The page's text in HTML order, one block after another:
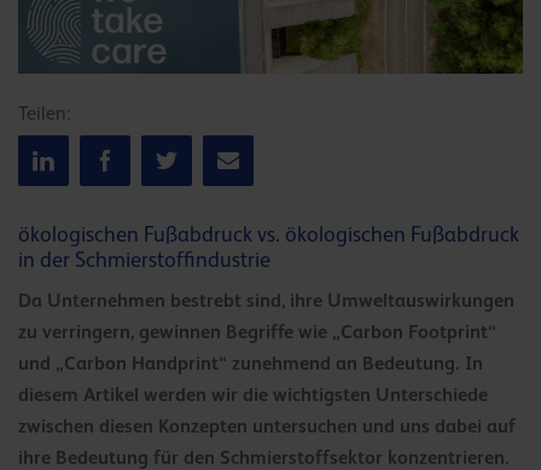
Teilen:
ökologischen Fußabdruck vs. ökologischen Fußabdruck
in der Schmierstoffindustrie
Da Unternehmen bestrebt sind, ihre Umweltauswirkungen
zu verringern, gewinnen Begriffe wie „Carbon Footprint“
und „Carbon Handprint“ zunehmend an Bedeutung. In
diesem Artikel werden wir die wichtigsten Unterschiede
zwischen diesen Konzepten untersuchen und uns dabei auf
ihre Bedeutung für den Schmierstoffsektor konzentrieren.